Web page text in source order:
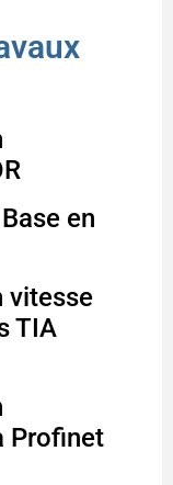
Base en
vitesse
TIA
Profinet